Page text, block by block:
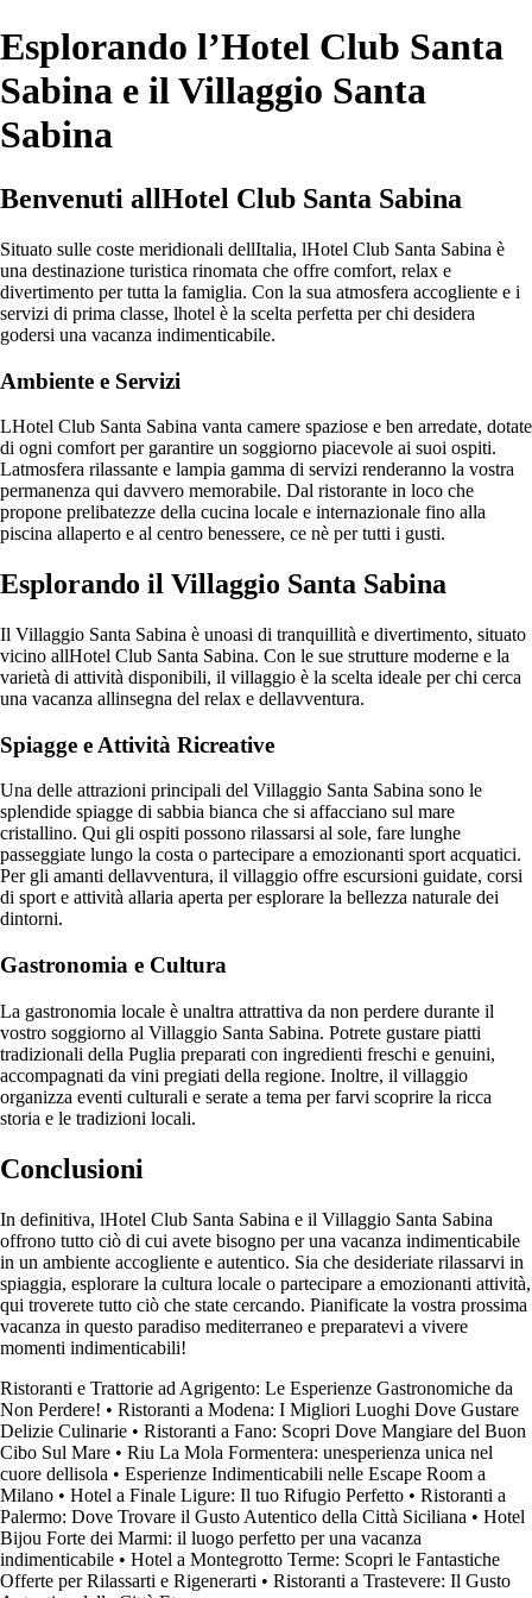
Esplorando l’Hotel Club Santa
Sabina e il Villaggio Santa
Sabina
Benvenuti allHotel Club Santa Sabina
Situato sulle coste meridionali dellItalia, lHotel Club Santa Sabina è
una destinazione turistica rinomata che offre comfort, relax e
divertimento per tutta la famiglia. Con la sua atmosfera accogliente e i
servizi di prima classe, lhotel è la scelta perfetta per chi desidera
godersi una vacanza indimenticabile.
Ambiente e Servizi
LHotel Club Santa Sabina vanta camere spaziose e ben arredate, dotate
di ogni comfort per garantire un soggiorno piacevole ai suoi ospiti.
Latmosfera rilassante e lampia gamma di servizi renderanno la vostra
permanenza qui davvero memorabile. Dal ristorante in loco che
propone prelibatezze della cucina locale e internazionale fino alla
piscina allaperto e al centro benessere, ce nè per tutti i gusti.
Esplorando il Villaggio Santa Sabina
Il Villaggio Santa Sabina è unoasi di tranquillità e divertimento, situato
vicino allHotel Club Santa Sabina. Con le sue strutture moderne e la
varietà di attività disponibili, il villaggio è la scelta ideale per chi cerca
una vacanza allinsegna del relax e dellavventura.
Spiagge e Attività Ricreative
Una delle attrazioni principali del Villaggio Santa Sabina sono le
splendide spiagge di sabbia bianca che si affacciano sul mare
cristallino. Qui gli ospiti possono rilassarsi al sole, fare lunghe
passeggiate lungo la costa o partecipare a emozionanti sport acquatici.
Per gli amanti dellavventura, il villaggio offre escursioni guidate, corsi
di sport e attività allaria aperta per esplorare la bellezza naturale dei
dintorni.
Gastronomia e Cultura
La gastronomia locale è unaltra attrattiva da non perdere durante il
vostro soggiorno al Villaggio Santa Sabina. Potrete gustare piatti
tradizionali della Puglia preparati con ingredienti freschi e genuini,
accompagnati da vini pregiati della regione. Inoltre, il villaggio
organizza eventi culturali e serate a tema per farvi scoprire la ricca
storia e le tradizioni locali.
Conclusioni
In definitiva, lHotel Club Santa Sabina e il Villaggio Santa Sabina
offrono tutto ciò di cui avete bisogno per una vacanza indimenticabile
in un ambiente accogliente e autentico. Sia che desideriate rilassarvi in
spiaggia, esplorare la cultura locale o partecipare a emozionanti attività,
qui troverete tutto ciò che state cercando. Pianificate la vostra prossima
vacanza in questo paradiso mediterraneo e preparatevi a vivere
momenti indimenticabili!
Ristoranti e Trattorie ad Agrigento: Le Esperienze Gastronomiche da
Non Perdere! • Ristoranti a Modena: I Migliori Luoghi Dove Gustare
Delizie Culinarie • Ristoranti a Fano: Scopri Dove Mangiare del Buon
Cibo Sul Mare • Riu La Mola Formentera: unesperienza unica nel
cuore dellisola • Esperienze Indimenticabili nelle Escape Room a
Milano • Hotel a Finale Ligure: Il tuo Rifugio Perfetto • Ristoranti a
Palermo: Dove Trovare il Gusto Autentico della Città Siciliana • Hotel
Bijou Forte dei Marmi: il luogo perfetto per una vacanza
indimenticabile • Hotel a Montegrotto Terme: Scopri le Fantastiche
Offerte per Rilassarti e Rigenerarti • Ristoranti a Trastevere: Il Gusto